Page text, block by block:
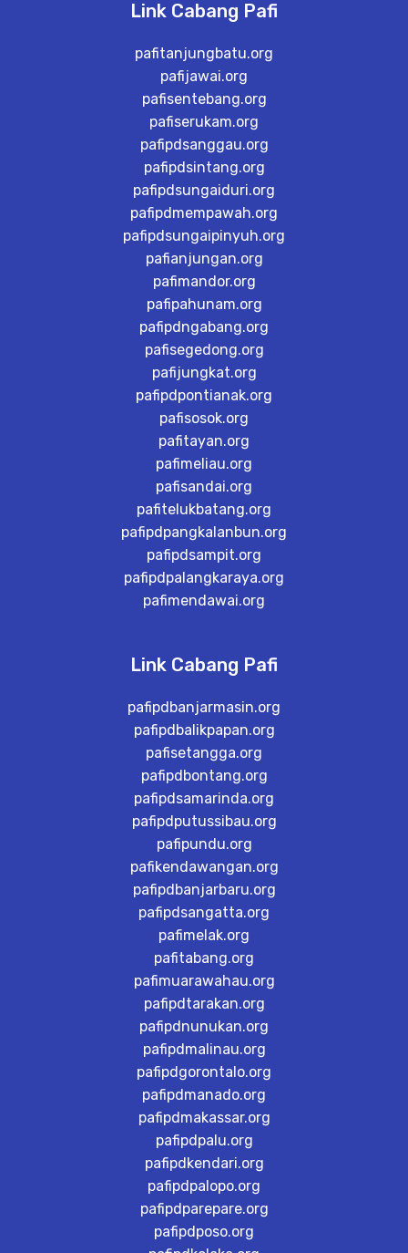
Link Cabang Pafi
pafitanjungbatu.org
pafijawai.org
pafisentebang.org
pafiserukam.org
pafipdsanggau.org
pafipdsintang.org
pafipdsungaiduri.org
pafipdmempawah.org
pafipdsungaipinyuh.org
pafianjungan.org
pafimandor.org
pafipahunam.org
pafipdngabang.org
pafisegedong.org
pafijungkat.org
pafipdpontianak.org
pafisosok.org
pafitayan.org
pafimeliau.org
pafisandai.org
pafitelukbatang.org
pafipdpangkalanbun.org
pafipdsampit.org
pafipdpalangkaraya.org
pafimendawai.org
Link Cabang Pafi
pafipdbanjarmasin.org
pafipdbalikpapan.org
pafisetangga.org
pafipdbontang.org
pafipdsamarinda.org
pafipdputussibau.org
pafipundu.org
pafikendawangan.org
pafipdbanjarbaru.org
pafipdsangatta.org
pafimelak.org
pafitabang.org
pafimuarawahau.org
pafipdtarakan.org
pafipdnunukan.org
pafipdmalinau.org
pafipdgorontalo.org
pafipdmanado.org
pafipdmakassar.org
pafipdpalu.org
pafipdkendari.org
pafipdpalopo.org
pafipdparepare.org
pafipdposo.org